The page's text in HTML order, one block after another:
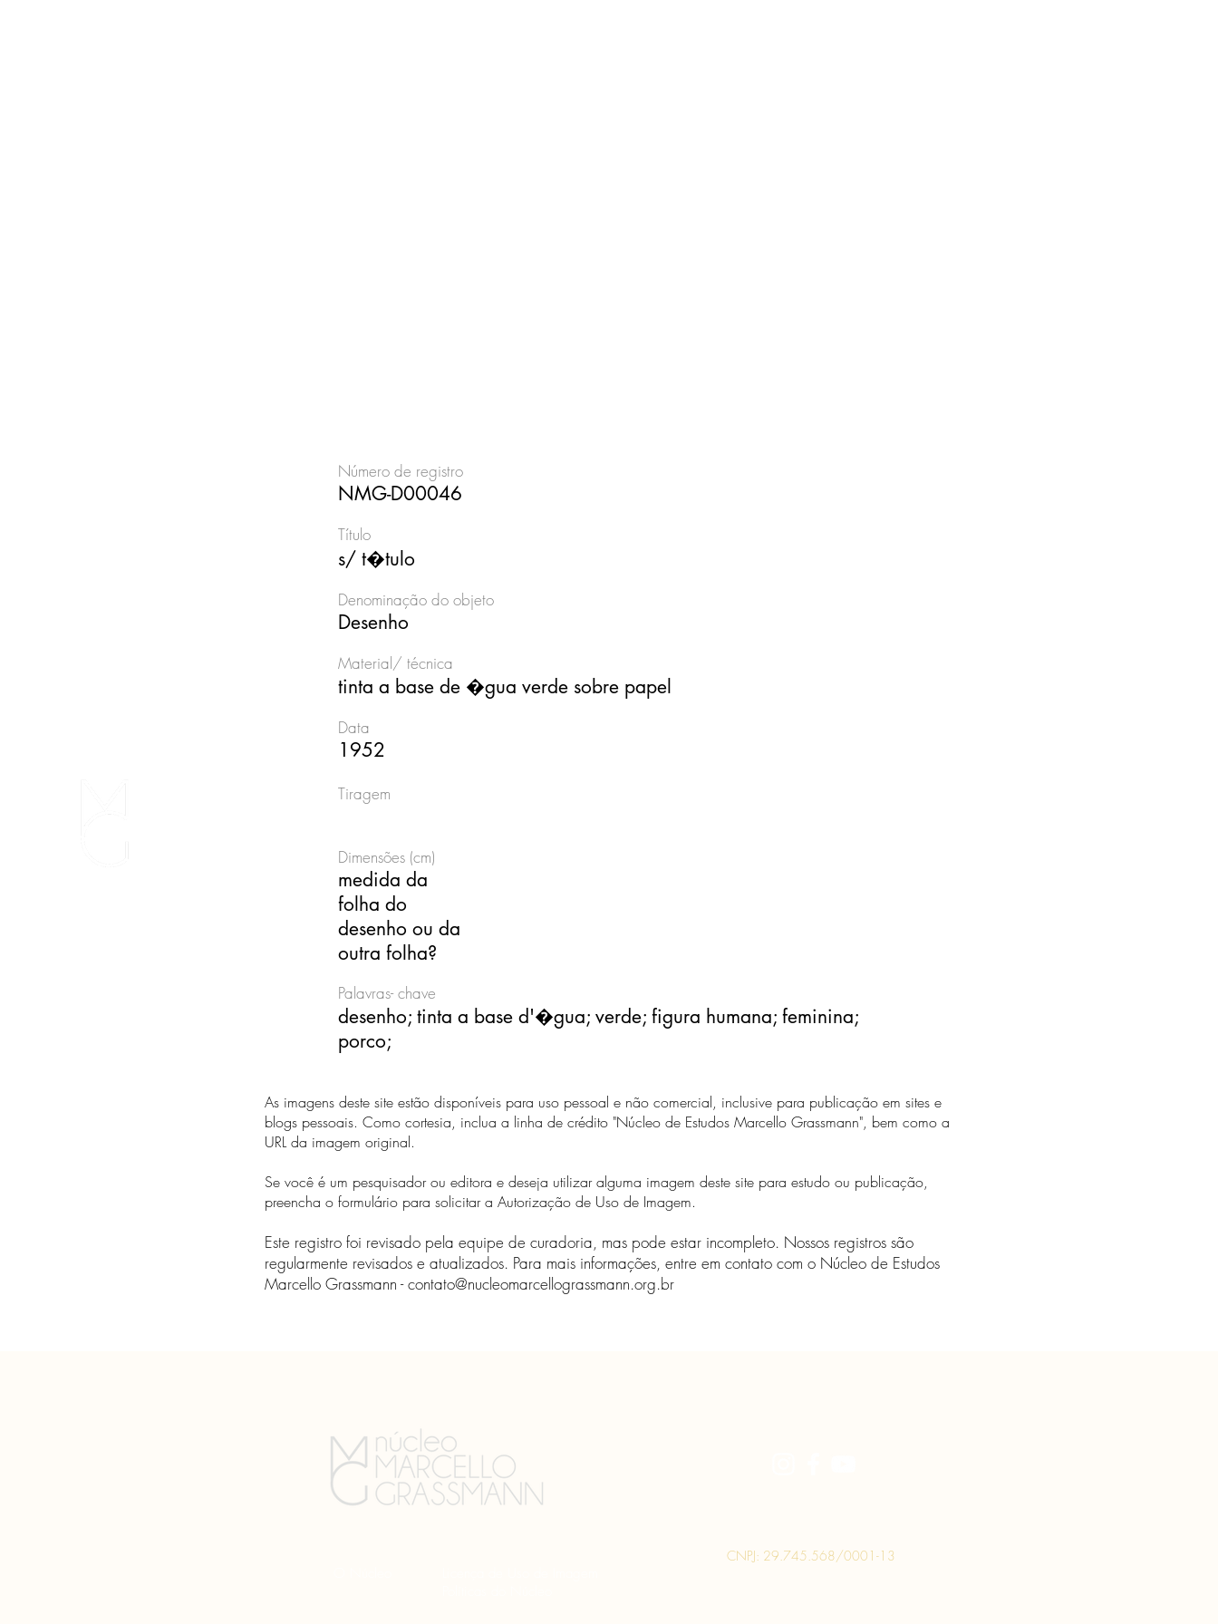
Número de registro
NMG-D00046
Título
s/ t�tulo
Denominação do objeto
Desenho
Material/ técnica
tinta a base de �gua verde sobre papel
Data
1952
Tiragem
Dimensões (cm)
medida da
folha do
desenho ou da
outra folha?
Palavras- chave
desenho; tinta a base d'�gua; verde; figura humana; feminina;
porco;
As imagens deste site estão disponíveis para uso pessoal e não comercial, inclusive para publicação em sites e
blogs pessoais. Como cortesia, inclua a linha de crédito "Núcleo de Estudos Marcello Grassmann", bem como a
URL da imagem original.
Se você é um pesquisador ou editora e deseja utilizar alguma imagem deste site para estudo ou publicação,
preencha o formulário para solicitar a Autorização de Uso de Imagem.
Este registro foi revisado pela equipe de curadoria, mas pode estar incompleto. Nossos registros são
regularmente revisados ​​e atualizados. Para mais informações, entre em contato com o Núcleo de Estudos
Marcello Grassmann -contato@nucleomarcellograssmann.org.br
CNPJ: 29.745.568/0001-13